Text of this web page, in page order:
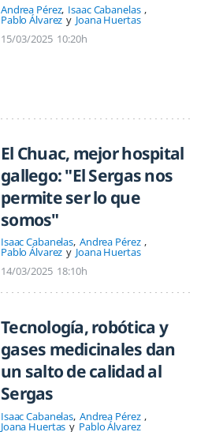
Andrea Pérez Isaac Cabanelas
Pablo Álvarez
Joana Huertas
15/03/2025 10:20h
El Chuac, mejor hospital
gallego: "El Sergas nos
permite ser lo que
somos"
Isaac Cabanelas Andrea Pérez
Pablo Álvarez
Joana Huertas
14/03/2025 18:10h
Tecnología, robótica y
gases medicinales dan
un salto de calidad al
Sergas
Isaac Cabanelas Andrea Pérez
Joana Huertas Pablo Álvarez